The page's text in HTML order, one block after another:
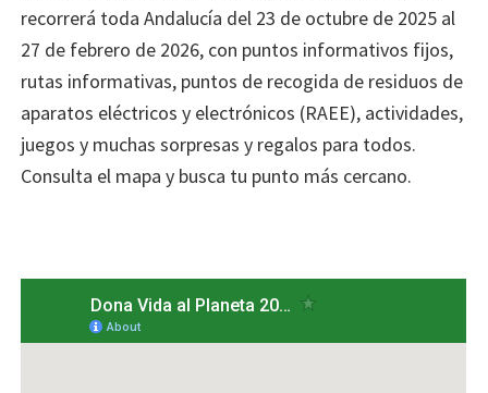
recorrerá toda Andalucía del 23 de octubre de 2025 al
27 de febrero de 2026, con puntos informativos fijos,
rutas informativas, puntos de recogida de residuos de
aparatos eléctricos y electrónicos (RAEE), actividades,
juegos y muchas sorpresas y regalos para todos.
Consulta el mapa y busca tu punto más cercano.